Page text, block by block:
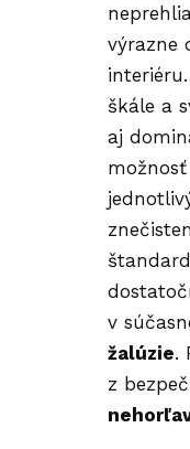
výrazne
škále a
aj
v
žalúzie.
z